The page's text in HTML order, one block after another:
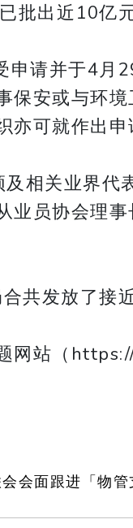
批出近10亿
申请并于4
保安或与环
可就作出
相关业界
员协会理
共发放了接
网站（
会面跟进「物